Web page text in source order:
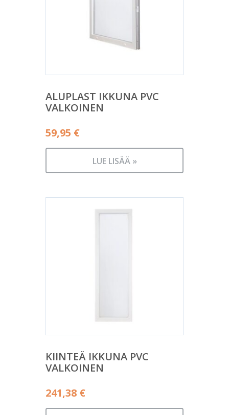
ALUPLAST IKKUNA PVC
VALKOINEN
59,95 €
LUE LISÄÄ »
KIINTEÄ IKKUNA PVC
VALKOINEN
241,38 €